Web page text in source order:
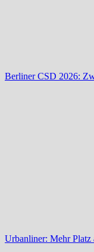
Berliner CSD 2026:
Urbanliner: Mehr Platz